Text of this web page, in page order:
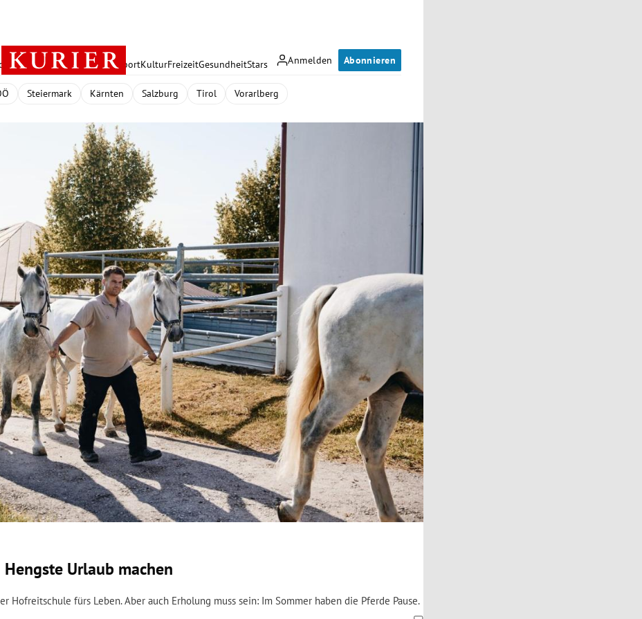
Anmelden Abonnieren
Österreich PolitikWirtschaft SportKulturFreizeitGesundheitStars
Steiermark Kärnten Salzburg Tirol Vorarlberg
Urlaub machen
fürs Leben. Aber auch Erholung muss sein: Im Sommer haben die Pferde Pause.